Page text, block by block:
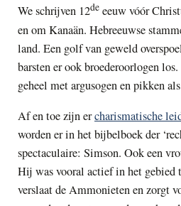
We schrijven 12de eeuw vóór
en om Kanaän. Hebreeuwse
land. Een golf van geweld
barsten er ook broederoorlogen
geheel met argusogen en pikken
Af en toe zijn ercharismatische
worden er in het bijbelboek der
spectaculaire: Simson. Ook een
Hij was vooral actief in het gebied
verslaat de Ammonieten en zorgt